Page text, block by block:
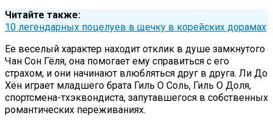
Читайте также:
10 легендарных поцелуев в щечку в корейских дорамах
Ее веселый характер находит отклик в душе замкнутого
Чан Сон Гёля, она помогает ему справиться с его
страхом, и они начинают влюбляться друг в друга. Ли До
Хён играет младшего брата Гиль О Соль, Гиль О Доля,
спортсмена-тхэквондиста, запутавшегося в собственных
романтических переживаниях.